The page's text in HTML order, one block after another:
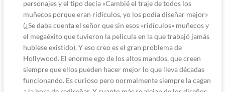
personajes y el tipo decía «Cambié el traje de todos los
muñecos porque eran ridículos, yo los podía diseñar mejor»
(¿Se daba cuenta el señor que sin esos «ridículos» muñecos y
el megaéxito que tuvieron la película en la que trabajó jamás
hubiese existido). Y eso creo es el gran problema de
Hollywood. El enorme ego de los altos mandos, que creen
siempre que ellos pueden hacer mejor lo que lleva décadas
funcionando. Es curioso pero normalmente siempre la cagan